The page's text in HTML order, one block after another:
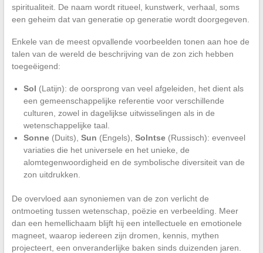
spiritualiteit. De naam wordt ritueel, kunstwerk, verhaal, soms
een geheim dat van generatie op generatie wordt doorgegeven.
Enkele van de meest opvallende voorbeelden tonen aan hoe de
talen van de wereld de beschrijving van de zon zich hebben
toegeëigend:
Sol (Latijn): de oorsprong van veel afgeleiden, het dient als
een gemeenschappelijke referentie voor verschillende
culturen, zowel in dagelijkse uitwisselingen als in de
wetenschappelijke taal.
Sonne(Duits), Sun (Engels), Solntse(Russisch): evenveel
variaties die het universele en het unieke, de
alomtegenwoordigheid en de symbolische diversiteit van de
zon uitdrukken.
De overvloed aan synoniemen van de zon verlicht de
ontmoeting tussen wetenschap, poëzie en verbeelding. Meer
dan een hemellichaam blijft hij een intellectuele en emotionele
magneet, waarop iedereen zijn dromen, kennis, mythen
projecteert, een onveranderlijke baken sinds duizenden jaren.